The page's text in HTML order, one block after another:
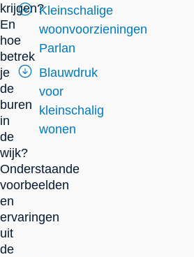
krijgen?
En
hoe
betrek
je
de
buren
in
de
wijk?
Onderstaande
voorbeelden
en
ervaringen
uit
de
Kleinschalige
woonvoorzieningen
Parlan
Blauwdruk
voor
kleinschalig
wonen